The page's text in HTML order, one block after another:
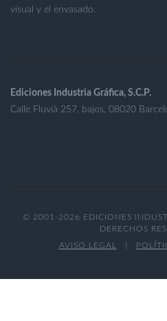
visual y el envasado.
Ediciones Industria Gráfica, S.C.P.
Calle Fluvià 257, bajos, 08020
© 2001-2026 EDICIONES
DERECHOS
AVISO LEGAL